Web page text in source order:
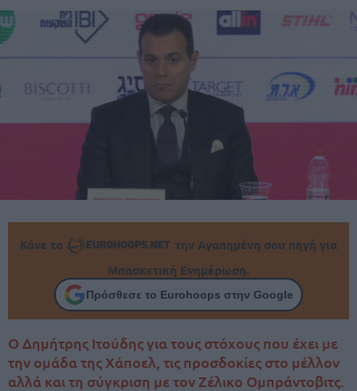
Κάνε το
την Αγαπημένη σου πηγή για
Μπασκετική Ενημέρωση.
Πρόσθεσε το Eurohoops στην Google
Ο Δημήτρης Ιτούδης για τους στόχους που έχει με
την ομάδα της Χάποελ, τις προσδοκίες στο μέλλον
αλλά και τη σύγκριση με τον Ζέλικο Ομπράντοβιτς.